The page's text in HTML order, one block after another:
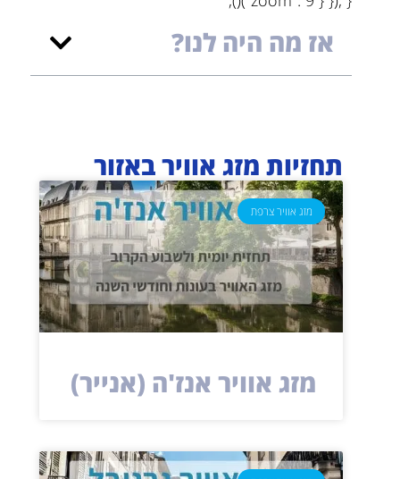
אז מה היה לנו?
תחזיות מזג אוויר באזור
מזג אוויר צרפת
מזג אוויר אנז'ה (אנייר)